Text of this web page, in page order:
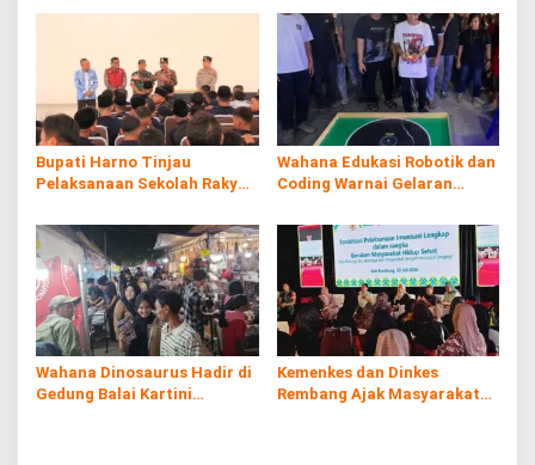
Bupati Harno Tinjau
Pelaksanaan Sekolah Rakyat
Wahana Edukasi Robotik dan
Coding Warnai Gelaran
Wahana Dinosaurus Hadir di
Gedung Balai Kartini
Kemenkes dan Dinkes
Rembang Ajak Masyarakat